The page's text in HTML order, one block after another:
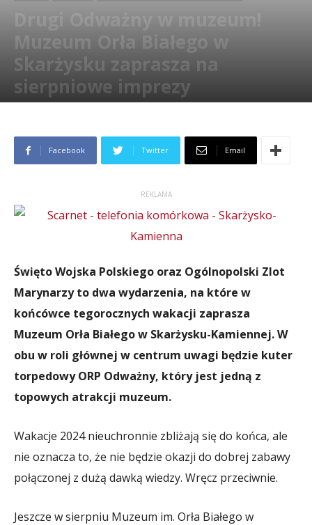
Drugi Odważny w muzeum!
Muzeum Orła Białego w
Skarżysku zaprasza na
sierpniowe imprezy
Facebook Twitter Email
REKLAMA
Święto Wojska Polskiego oraz Ogólnopolski Zlot
Marynarzy to dwa wydarzenia, na które w
końcówce tegorocznych wakacji zaprasza
Muzeum Orła Białego w Skarżysku-Kamiennej. W
obu w roli głównej w centrum uwagi będzie kuter
torpedowy ORP Odważny, który jest jedną z
topowych atrakcji muzeum.
Wakacje 2024 nieuchronnie zbliżają się do końca, ale
nie oznacza to, że nie będzie okazji do dobrej zabawy
połączonej z dużą dawką wiedzy. Wręcz przeciwnie.
Jeszcze w sierpniu Muzeum im. Orła Białego w